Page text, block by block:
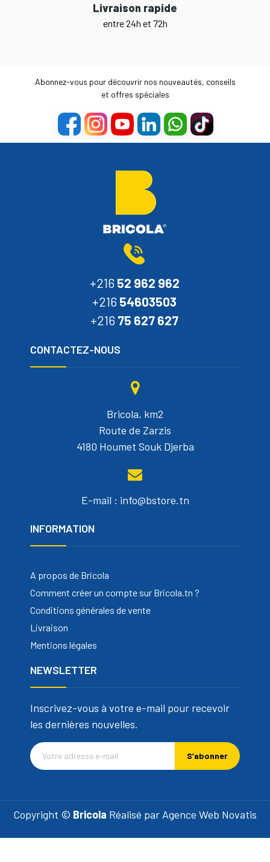
Livraison rapide
entre 24h et 72h
Abonnez-vous pour découvrir nos nouveautés, conseils
et offres spéciales
+216 52 962 962
+216 54603503
+216 75 627 627
CONTACTEZ-NOUS
Bricola, km2
Route de Zarzis
4180 Houmet Souk Djerba
E-mail : info@bstore.tn
INFORMATION
A propos de Bricola
Comment créer un compte sur Bricola.tn ?
Conditions générales de vente
Livraison
Mentions légales
NEWSLETTER
Inscrivez-vous à votre e-mail pour recevoir
les dernières nouvelles.
S’abonner
Copyright © Bricola Réalisé par Agence Web Novatis